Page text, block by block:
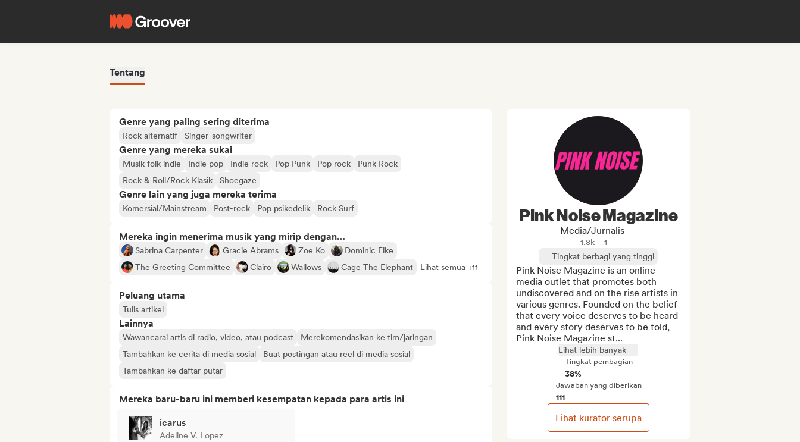
Tentang
Genre yang paling sering diterima
Rock alternatif Singer-songwriter
Genre yang mereka sukai
Musik folk indie Indie pop Indie rock Pop Punk Pop rock
Punk Rock
Rock & Roll/Rock Klasik
Shoegaze
Genre lain yang juga mereka terima
Komersial/Mainstream Post-rock Pop psikedelik Rock Surf
Mereka ingin menerima musik yang mirip dengan…
Sabrina Carpenter Gracie Abrams Zoe Ko
Dominic Fike
The Greeting Committee
Clairo Wallows Cage The Elephant Lihat semua +11
Peluang utama
Tulis artikel
Lainnya
Wawancarai artis di radio, video, atau podcast
Merekomendasikan ke tim/jaringan
Tambahkan ke cerita di media sosial
Buat postingan atau reel di media sosial
Tambahkan ke daftar putar
Mereka baru-baru ini memberi kesempatan kepada para artis ini
icarus
Adeline V. Lopez
Pink Noise Magazine
Media/Jurnalis
1.8k
1
Tingkat berbagi yang tinggi
Pink Noise Magazine is an online
media outlet that promotes both
undiscovered and on the rise artists in
various genres. Founded on the belief
that every voice deserves to be heard
and every story deserves to be told,
Pink Noise Magazine st...
Lihat lebih banyak
Tingkat pembagian
38%
Jawaban yang diberikan
111
Lihat kurator serupa